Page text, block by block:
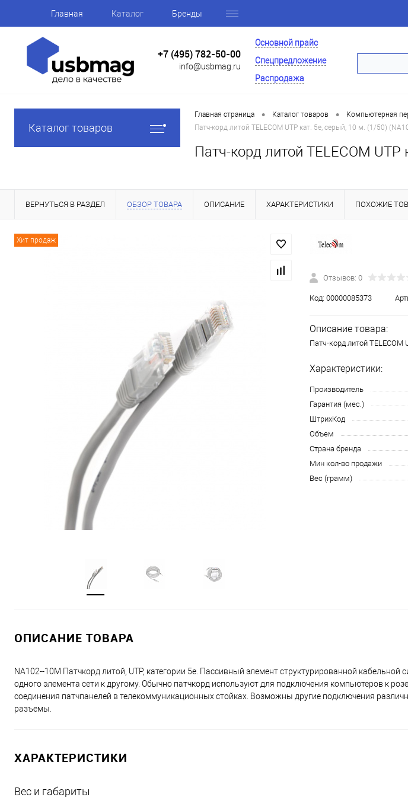
Главная Каталог Бренды
+7 (495) 782-50-00
info@usbmag.ru
Основной прайс
Спецпредложение
Распродажа
Каталог товаров
Главная страница • Каталог товаров • Компьютерная
Патч-корд литой TELECOM UTP кат. 5е, серый, 10 м. (1/50)
Патч-корд литой TELECOM
ВЕРНУТЬСЯ В РАЗДЕЛ ОБЗОР ТОВАРА ОПИСАНИЕ ХАРАКТЕРИСТИКИ ПОХОЖИЕ
Хит продаж
Отзывов: 0
Код: 00000085373
Описание товара:
Патч-корд литой
Характеристики:
Производитель
Гарантия (мес.)
ШтрихКод
Объем
Страна бренда
Мин кол-во продажи
Вес (грамм)
ОПИСАНИЕ ТОВАРА
NA102--10M Патчкорд литой, UTP, категории 5е. Пассивный элемент структурированной
одного элемента сети к другому. Обычно патчкорд используют для подключения компьютеров к
соединения патчпанелeй в телекоммуникационных стойках. Возможны другие подключения
разъемы.
ХАРАКТЕРИСТИКИ
Вес и габариты